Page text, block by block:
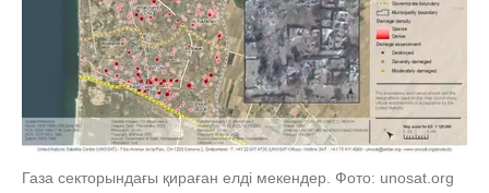
Газа секторындағы қираған елді мекендер. Фото: unosat.org